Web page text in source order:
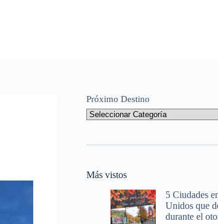
Próximo Destino
Más vistos
5 Ciudades
Unidos que
durante el